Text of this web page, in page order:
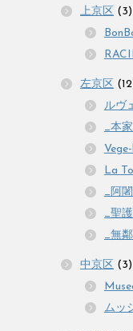
上京区 (3)
左京区
ルヴ
_本
La
_阿
_聖
_無
中京区 (3)
ムッ